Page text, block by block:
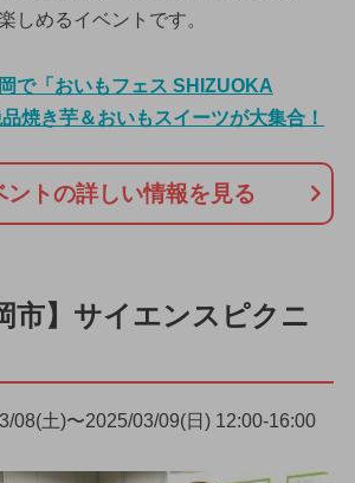
しめるイベントです。
で「おいもフェス SHIZUOKA
焼き芋＆おいもスイーツが大集合！
ントの詳しい情報を見る
市】サイエンスピクニ
08(土)〜2025/03/09(日) 12:00-16:00